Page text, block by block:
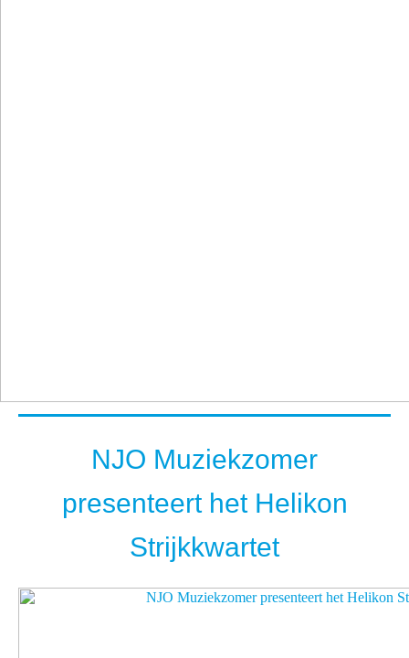
NJO Muziekzomer
presenteert het Helikon
Strijkkwartet